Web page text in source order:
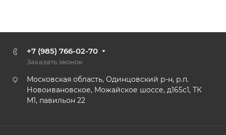
+7 (985) 766-02-70
Заказать звонок
Московская область, Одинцовский р-н, р.п.
Новоивановское, Можайское шоссе, д165с1, ТК
М1, павильон 22